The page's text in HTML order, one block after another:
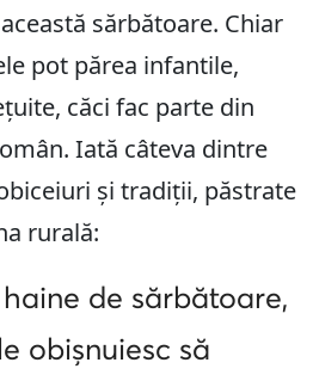
sărbătoare. Chiar
pot părea infantile,
căci fac parte din
Iată câteva dintre
și tradiții, păstrate
rurală:
de sărbătoare,
obișnuiesc să